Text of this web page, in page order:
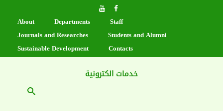
About Departments
Staff
Journals and Researches
Students and Alumni
Sustainable Development
Contacts
خدمات الكترونية